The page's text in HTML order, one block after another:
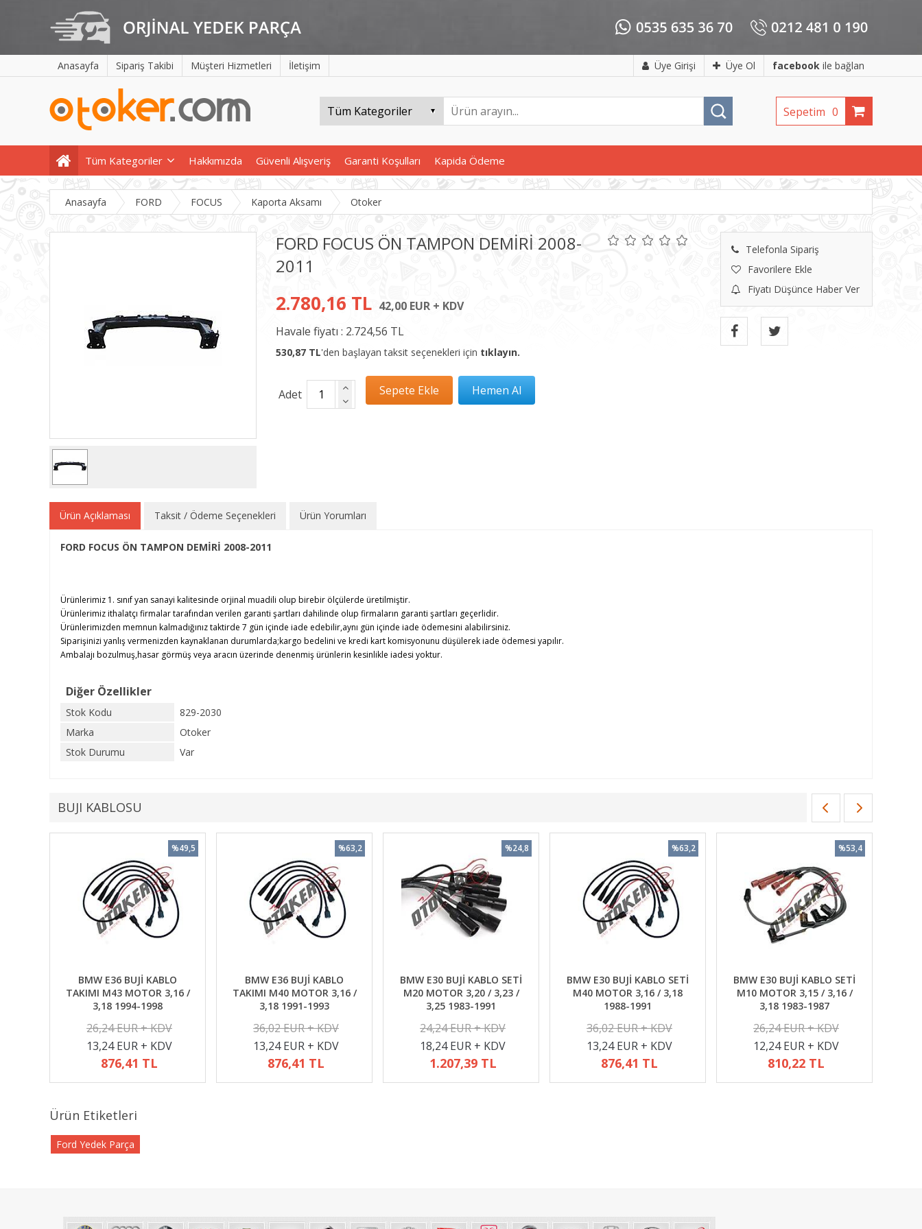
Anasayfa Sipariş Takibi Müşteri Hizmetleri İletişim Üye Girişi Üye Ol facebook ile bağlan
Sepetim 0
Tüm Kategoriler Hakkımızda Güvenli Alışveriş Garanti Koşulları Kapida Ödeme
Anasayfa FORD FOCUS Kaporta Aksamı Otoker
FORD FOCUS ÖN TAMPON DEMİRİ 2008-
2011
Telefonla Sipariş
Favorilere Ekle
Fiyatı Düşünce Haber Ver
2.780,16 TL 42,00 EUR + KDV
Havale fiyatı : 2.724,56 TL
530,87 TL'den başlayan taksit seçenekleri için tıklayın.
Adet
Ürün Açıklaması Taksit / Ödeme Seçenekleri Ürün Yorumları
FORD FOCUS ÖN TAMPON DEMİRİ 2008-2011
Ürünlerimiz 1. sınıf yan sanayi kalitesinde orjinal muadili olup birebir ölçülerde üretilmiştir.
Ürünlerimiz ithalatçı firmalar tarafından verilen garanti şartları dahilinde olup firmaların garanti şartları geçerlidir.
Ürünlerimizden memnun kalmadığınız taktirde 7 gün içinde iade edebilir,aynı gün içinde iade ödemesini alabilirsiniz.
Siparişinizi yanlış vermenizden kaynaklanan durumlarda;kargo bedelini ve kredi kart komisyonunu düşülerek iade ödemesi yapılır.
Ambalajı bozulmuş,hasar görmüş veya aracın üzerinde denenmiş ürünlerin kesinlikle iadesi yoktur.
Diğer Özellikler
Stok Kodu
829-2030
Marka
Otoker
Stok Durumu
Var
BUJI KABLOSU
BMW E36 BUJİ KABLO
TAKIMI M43 MOTOR 3,16 /
3,18 1994-1998
26,24 EUR + KDV
13,24 EUR + KDV
876,41 TL
%49,5
BMW E36 BUJİ KABLO
TAKIMI M40 MOTOR 3,16 /
3,18 1991-1993
36,02 EUR + KDV
13,24 EUR + KDV
876,41 TL
%63,2
BMW E30 BUJİ KABLO SETİ
M20 MOTOR 3,20 / 3,23 /
3,25 1983-1991
24,24 EUR + KDV
18,24 EUR + KDV
1.207,39 TL
%24,8
BMW E30 BUJİ KABLO SETİ
M40 MOTOR 3,16 / 3,18
1988-1991
36,02 EUR + KDV
13,24 EUR + KDV
876,41 TL
%63,2
BMW E30 BUJİ KABLO SETİ
M10 MOTOR 3,15 / 3,16 /
3,18 1983-1987
26,24 EUR + KDV
12,24 EUR + KDV
810,22 TL
%53,4
Ürün Etiketleri
Ford Yedek Parça